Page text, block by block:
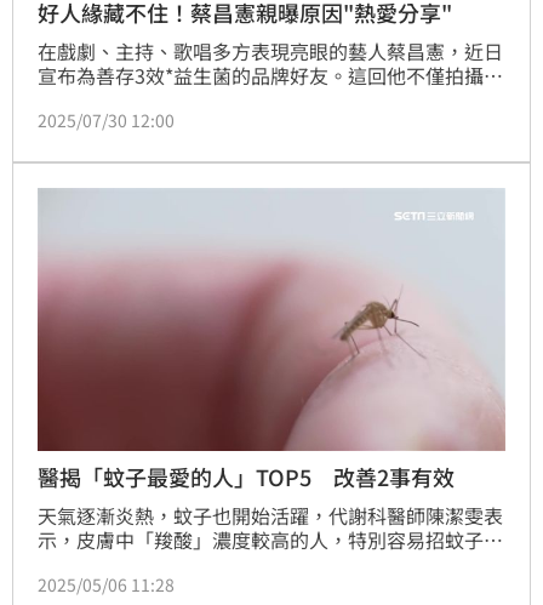
好人緣藏不住！蔡昌憲親曝原因"熱愛分享"
在戲劇、主持、歌唱多方表現亮眼的藝人蔡昌憲，近日
宣布為善存3效*益生菌的品牌好友。這回他不僅拍攝全
節奏搭配簡單易學的舞步，引發關注。
2025/07/30 12:00
醫揭「蚊子最愛的人」TOP5 改善2事有效
天氣逐漸炎熱，蚊子也開始活躍，代謝科醫師陳潔雯表
示，皮膚中「羧酸」濃度較高的人，特別容易招蚊子叮
易流汗、皮膚菌叢豐富、懷孕及愛運動的人，因此維持
2025/05/06 11:28